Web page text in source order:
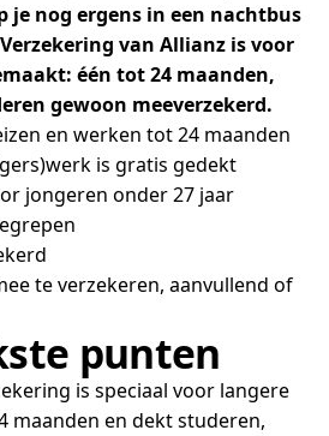
je nog ergens in een nachtbus
van Allianz is voor
één tot 24 maanden,
gewoon meeverzekerd.
en werken tot 24 maanden
is gratis gedekt
jongeren onder 27 jaar
te verzekeren, aanvullend of
punten
is speciaal voor langere
maanden en dekt studeren,